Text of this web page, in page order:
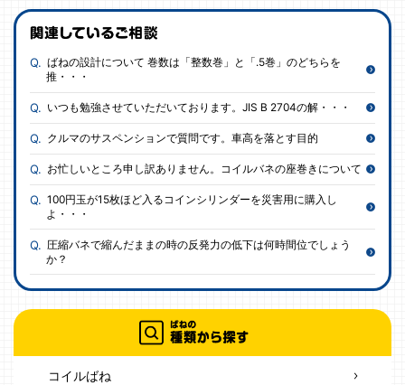
ばねの設計について 巻数は「整数巻」と「.5巻」のどちらを
推・・・
いつも勉強させていただいております。JIS B 2704の解・・・
クルマのサスペンションで質問です。車高を落とす目的
お忙しいところ申し訳ありません。コイルバネの座巻きについて
100円玉が15枚ほど入るコインシリンダーを災害用に購入し
よ・・・
圧縮バネで縮んだままの時の反発力の低下は何時間位でしょう
か？
コイルばね